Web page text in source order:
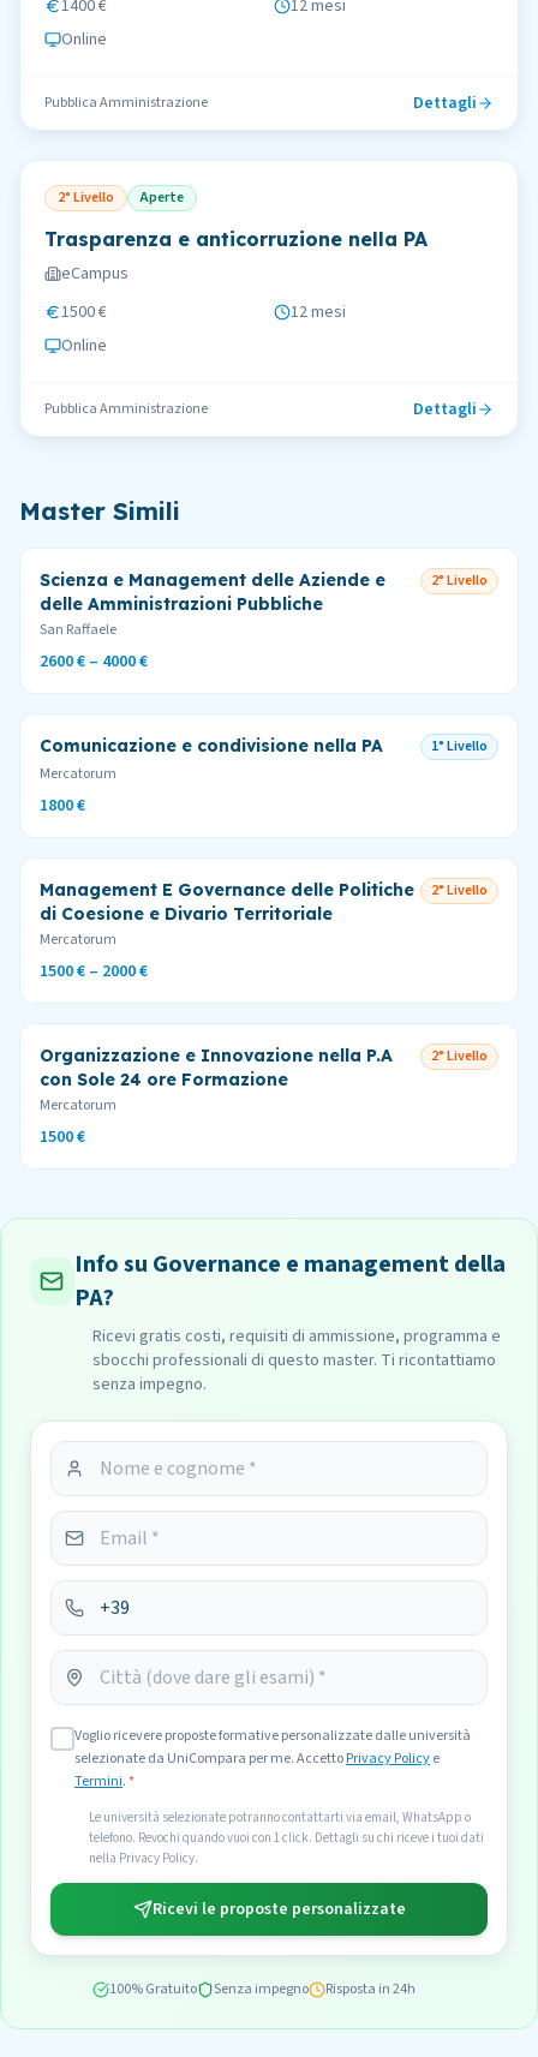
1400 €
12 mesi
Online
Pubblica Amministrazione Dettagli
2° Livello Aperte
Trasparenza e anticorruzione nella PA
eCampus
1500 €
12 mesi
Online
Pubblica Amministrazione Dettagli
Master Simili
Scienza e Management delle Aziende e
delle Amministrazioni Pubbliche
2° Livello
San Raffaele
2600 € – 4000 €
Comunicazione e condivisione nella PA
1° Livello
Mercatorum
1800 €
Management E Governance delle Politiche
di Coesione e Divario Territoriale
2° Livello
Mercatorum
1500 € – 2000 €
Organizzazione e Innovazione nella P.A
con Sole 24 ore Formazione
2° Livello
Mercatorum
1500 €
Info su Governance e management della
PA?
Ricevi gratis costi, requisiti di ammissione, programma e
sbocchi professionali di questo master. Ti ricontattiamo
senza impegno.
Voglio ricevere proposte formative personalizzate dalle università
selezionate da UniCompara per me. AccettoPrivacy Policye
Termini.*
Le università selezionate potranno contattarti via email, WhatsApp o
telefono. Revochi quando vuoi con 1 click. Dettagli su chi riceve i tuoi dati
nella Privacy Policy.
Ricevi le proposte personalizzate
100% Gratuito Senza impegno Risposta in 24h